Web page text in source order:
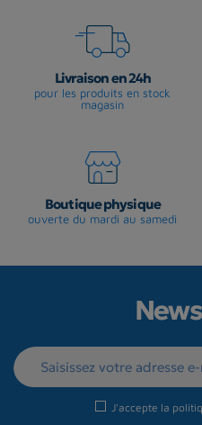
Livraison en 24h
pour les produits en stock
magasin
Boutique physique
ouverte du mardi au samedi
J'accepte la